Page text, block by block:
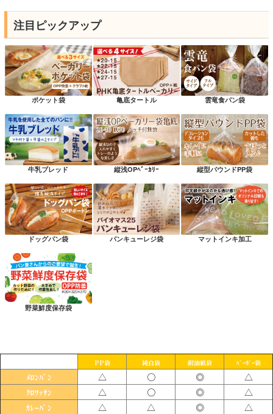
注目ピックアップ
ポケット袋 亀底タートル 雲竜食パン袋
牛乳ブレッド 縦浅OPﾍﾞｰｶﾘｰ 縦型パウンドPP袋
ドッグパン袋 パンキューレジ袋 マットインキ加工
野菜鮮度保存袋
PP袋 純白袋 耐油紙袋 ﾊﾞｰｶﾞｰ袋
ﾒﾛﾝﾊﾟﾝ △ 〇 ◎ △
ｸﾛﾜｯｻﾝ △ 〇 ◎ △
ｶﾚｰﾊﾟﾝ △ △ ◎ △